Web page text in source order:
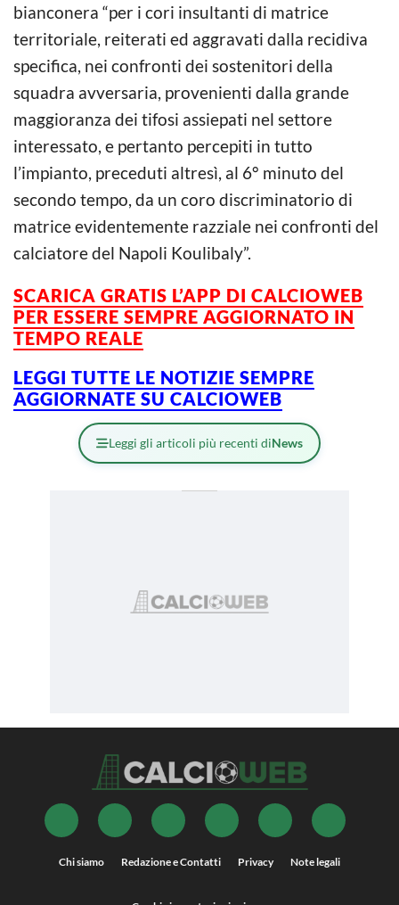
bianconera “per i cori insultanti di matrice
territoriale, reiterati ed aggravati dalla recidiva
specifica, nei confronti dei sostenitori della
squadra avversaria, provenienti dalla grande
maggioranza dei tifosi assiepati nel settore
interessato, e pertanto percepiti in tutto
l’impianto, preceduti altresì, al 6° minuto del
secondo tempo, da un coro discriminatorio di
matrice evidentemente razziale nei confronti del
calciatore del Napoli Koulibaly”.
SCARICA GRATIS L’APP DI CALCIOWEB
PER ESSERE SEMPRE AGGIORNATO IN
TEMPO REALE
LEGGI TUTTE LE NOTIZIE SEMPRE
AGGIORNATE SU CALCIOWEB
Leggi gli articoli più recenti diNews
Chi siamo Redazione e Contatti Privacy Note legali